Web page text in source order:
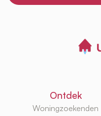
Ontdek
Woningzoekenden